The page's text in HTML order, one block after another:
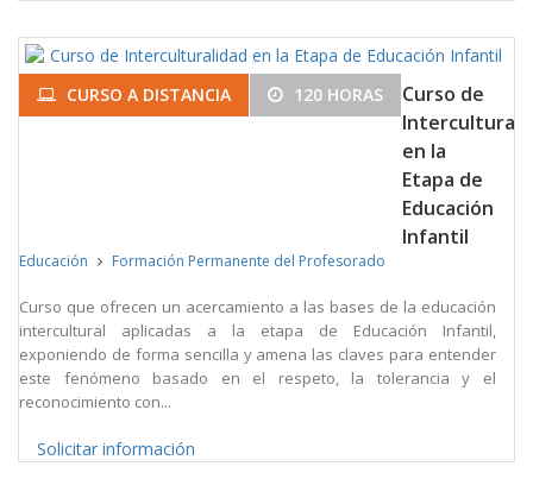
CURSO A DISTANCIA 120 HORAS
Curso de
en la
Etapa de
Educación
Infantil
Educación Formación Permanente del Profesorado
Curso que ofrecen un acercamiento a las bases de la educación
intercultural aplicadas a la etapa de Educación Infantil,
exponiendo de forma sencilla y amena las claves para entender
este fenómeno basado en el respeto, la tolerancia y el
reconocimiento con...
Solicitar información